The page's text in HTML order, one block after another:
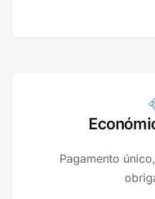
Pagamento